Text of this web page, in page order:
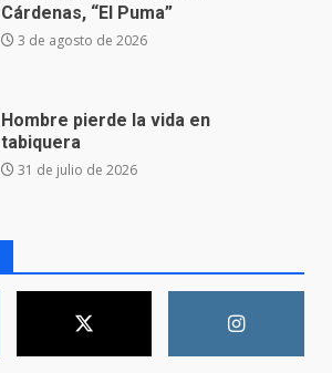
Hombre pierde la vida en
tabiquera
Emboscada a policías en Yuriria
Los Pastores: tradición que
resiste al paso del tiempo